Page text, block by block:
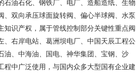
油石化、钢铁厂、电厂、造船造纸、生物
双向承压球面旋转阀、偏心半球阀、水泵
识产权，属于管线控制部分关键性重点阀
、右岸电站、葛洲坝电厂、中国天辰工程公
油、中海油、国电、神华集团、宝钢、沙
中广泛使用，与国内众多大型国有企业建